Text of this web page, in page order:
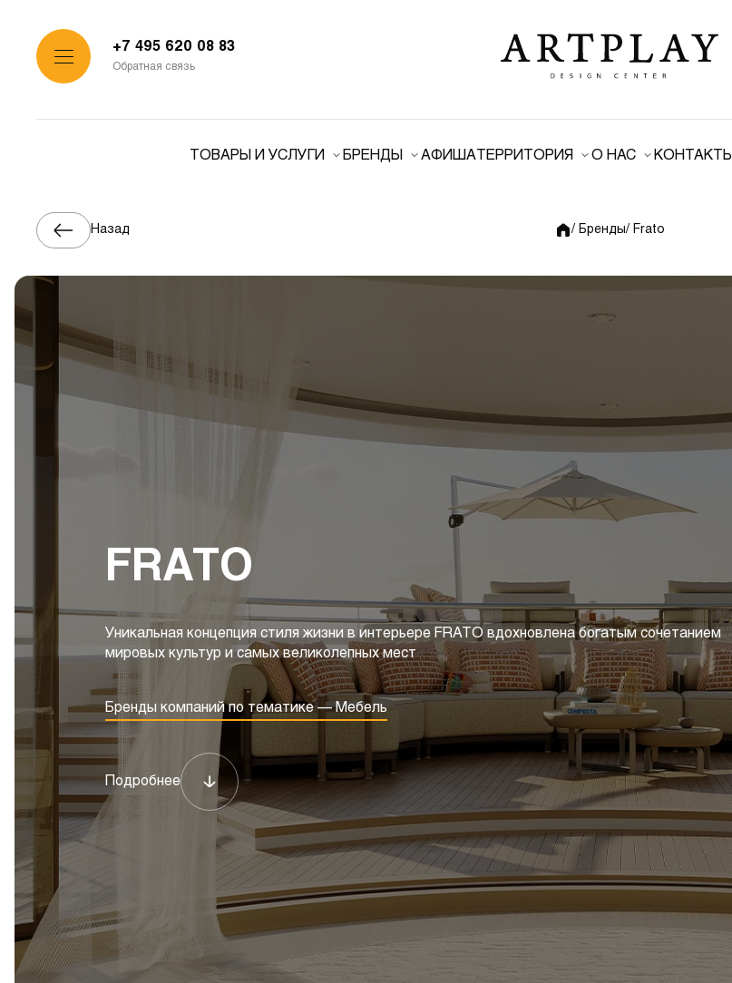
+7 495 620 08 83
Обратная связь
ТОВАРЫ И УСЛУГИ БРЕНДЫ АФИШАТЕРРИТОРИЯ О НАС КОНТАКТЫ
Назад / Бренды/ Frato
FRATO
Уникальная концепция стиля жизни в интерьере FRATO вдохновлена ​​богатым сочетанием
мировых культур и самых великолепных мест
Бренды компаний по тематике — Мебель
Подробнее